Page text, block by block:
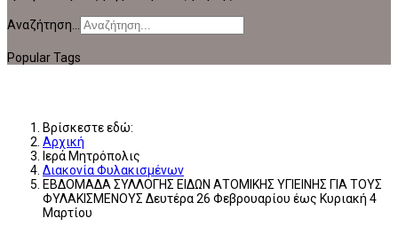
Αναζήτηση...
Popular Tags
Βρίσκεστε εδώ:
Αρχική
Ιερά Μητρόπολις
Διακονία Φυλακισμένων
ΕΒΔΟΜΑΔΑ ΣΥΛΛΟΓΗΣ ΕΙΔΩΝ ΑΤΟΜΙΚΗΣ ΥΓΙΕΙΝΗΣ ΓΙΑ ΤΟΥΣ
ΦΥΛΑΚΙΣΜΕΝΟΥΣ Δευτέρα 26 Φεβρουαρίου έως Κυριακή 4
Μαρτίου